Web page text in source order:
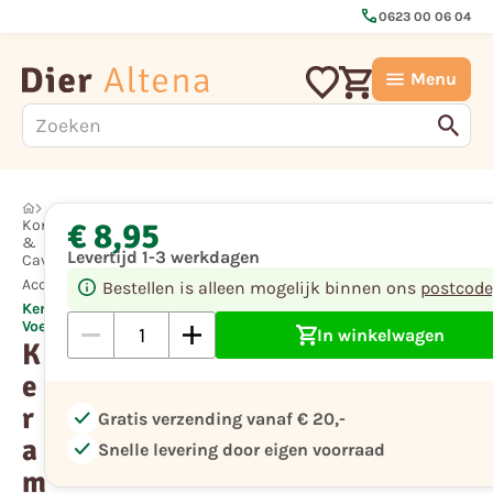
call0623 00 06 04
Menu
Konijn
&
Cavia
Accessoires
Keramische
Voer/Waterbak
K
e
r
a
m
€ 8,95
Levertijd 1-3 werkdagen
Bestellen is alleen mogelijk binnen ons
In winkelwagen
check Gratis verzending vanaf € 20,-
check Snelle levering door eigen voorraad